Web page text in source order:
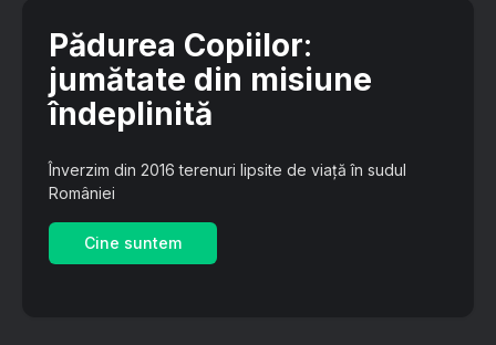
Pădurea Copiilor:
jumătate din misiune
îndeplinită
Înverzim din 2016 terenuri lipsite de viață în sudul
României
Cine suntem